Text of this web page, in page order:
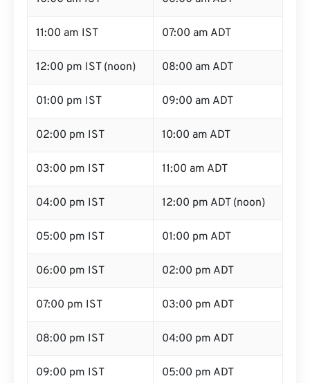
11:00 am IST 07:00 am ADT
12:00 pm IST (noon) 08:00 am ADT
01:00 pm IST 09:00 am ADT
02:00 pm IST 10:00 am ADT
03:00 pm IST 11:00 am ADT
04:00 pm IST 12:00 pm ADT (noon)
05:00 pm IST 01:00 pm ADT
06:00 pm IST 02:00 pm ADT
07:00 pm IST 03:00 pm ADT
08:00 pm IST 04:00 pm ADT
09:00 pm IST 05:00 pm ADT